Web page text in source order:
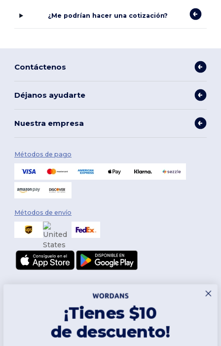
¿Me podrían hacer una cotización?
Contáctenos
Déjanos ayudarte
Nuestra empresa
Métodos de pago
Métodos de envío
¡Tienes $10
de descuento!